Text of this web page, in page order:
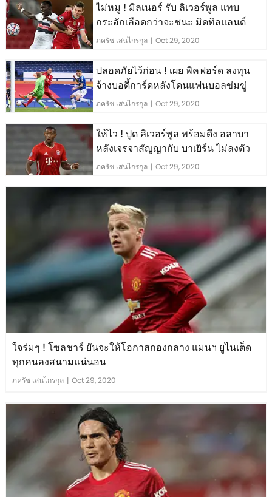
ไม่หมู ! มิลเนอร์ รับ ลิเวอร์พูล แทบ
กระอักเลือดกว่าจะชนะ มิดทิลแลนด์
ภครัช เสนไกรกุล | Oct 29, 2020
ปลอดภัยไว้ก่อน ! เผย พิคฟอร์ด ลงทุน
จ้างบอดี้การ์ดหลังโดนแฟนบอลข่มขู่
ภครัช เสนไกรกุล | Oct 29, 2020
ให้ไว ! ปูด ลิเวอร์พูล พร้อมดึง อลาบา
หลังเจรจาสัญญากับ บาเยิร์น ไม่ลงตัว
ภครัช เสนไกรกุล | Oct 29, 2020
ใจร่มๆ ! โซลชาร์ ยันจะให้โอกาสกองกลาง แมนฯ ยูไนเต็ด
ทุกคนลงสนามแน่นอน
ภครัช เสนไกรกุล | Oct 29, 2020